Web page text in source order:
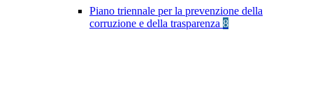
Piano triennale per la prevenzione della
corruzione e della trasparenza 8